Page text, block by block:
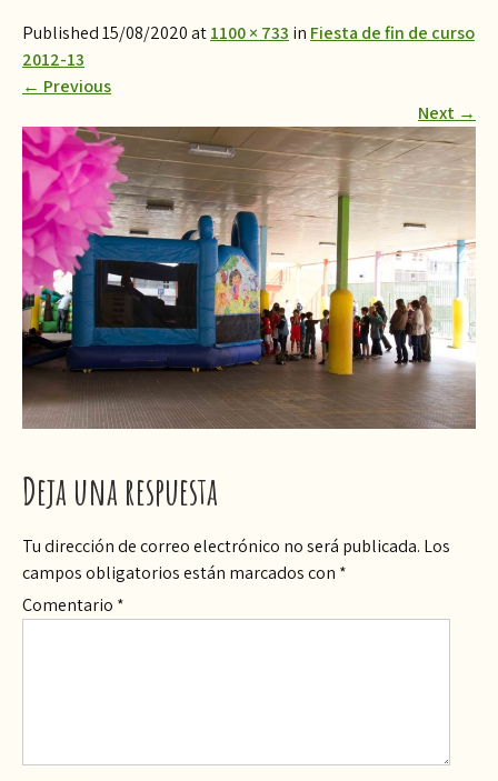
Published 15/08/2020 at1100 × 733 in Fiesta de fin de curso
2012-13
← Previous
Next →
Deja una respuesta
Tu dirección de correo electrónico no será publicada. Los
campos obligatorios están marcados con *
Comentario *